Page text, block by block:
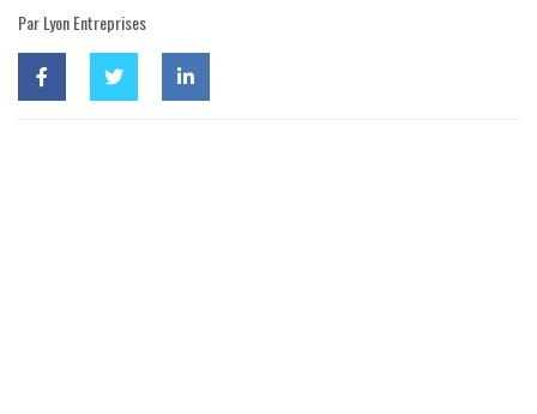
Par Lyon Entreprises